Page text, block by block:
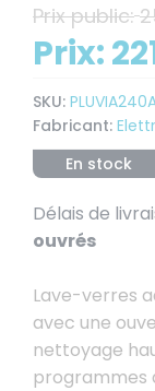
Prix public:
Prix:
SKU:
Fabricant:
En stock
Délais de
ouvrés
Lave-verres
avec une
nettoyage
programmes